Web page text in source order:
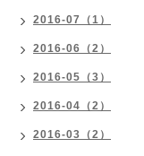
2016-07（1）
2016-06（2）
2016-05（3）
2016-04（2）
2016-03（2）